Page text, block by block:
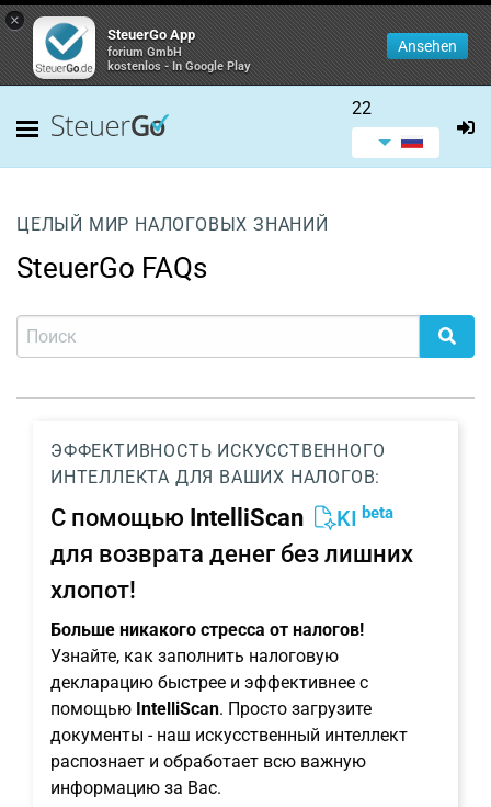
×
SteuerGo App
forium GmbH
kostenlos - In Google Play
Ansehen
22
ЦЕЛЫЙ МИР НАЛОГОВЫХ ЗНАНИЙ
SteuerGo FAQs
ЭФФЕКТИВНОСТЬ ИСКУССТВЕННОГО
ИНТЕЛЛЕКТА ДЛЯ ВАШИХ НАЛОГОВ:
С помощью IntelliScan KI beta
для возврата денег без лишних
хлопот!
Больше никакого стресса от налогов!
Узнайте, как заполнить налоговую
декларацию быстрее и эффективнее с
помощью IntelliScan. Просто загрузите
документы - наш искусственный интеллект
распознает и обработает всю важную
информацию за Вас.